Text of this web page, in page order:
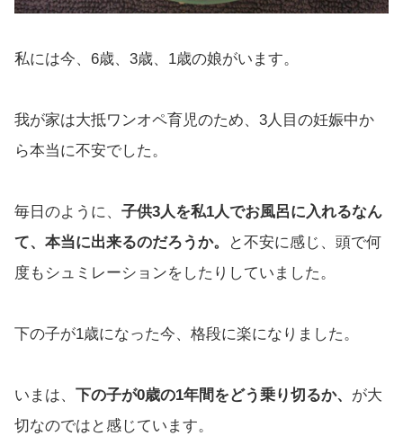
私には今、6歳、3歳、1歳の娘がいます。
我が家は大抵ワンオペ育児のため、3人目の妊娠中か
ら本当に不安でした。
毎日のように、 子供3人を私1人でお風呂に入れるなん
て、本当に出来るのだろうか。
と不安に感じ、頭で何
度もシュミレーションをしたりしていました。
下の子が1歳になった今、格段に楽になりました。
いまは、 下の子が0歳の1年間をどう乗り切るか、 が大
切なのではと感じています。